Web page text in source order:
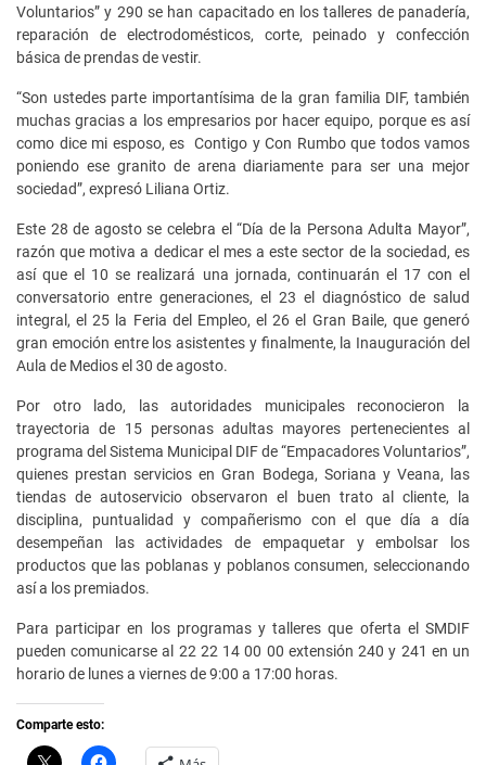
Voluntarios” y 290 se han capacitado en los talleres de panadería,
reparación de electrodomésticos, corte, peinado y confección
básica de prendas de vestir.
“Son ustedes parte importantísima de la gran familia DIF, también
muchas gracias a los empresarios por hacer equipo, porque es así
como dice mi esposo, es Contigo y Con Rumbo que todos vamos
poniendo ese granito de arena diariamente para ser una mejor
sociedad”, expresó Liliana Ortiz.
Este 28 de agosto se celebra el “Día de la Persona Adulta Mayor”,
razón que motiva a dedicar el mes a este sector de la sociedad, es
así que el 10 se realizará una jornada, continuarán el 17 con el
conversatorio entre generaciones, el 23 el diagnóstico de salud
integral, el 25 la Feria del Empleo, el 26 el Gran Baile, que generó
gran emoción entre los asistentes y finalmente, la Inauguración del
Aula de Medios el 30 de agosto.
Por otro lado, las autoridades municipales reconocieron la
trayectoria de 15 personas adultas mayores pertenecientes al
programa del Sistema Municipal DIF de “Empacadores Voluntarios”,
quienes prestan servicios en Gran Bodega, Soriana y Veana, las
tiendas de autoservicio observaron el buen trato al cliente, la
disciplina, puntualidad y compañerismo con el que día a día
desempeñan las actividades de empaquetar y embolsar los
productos que las poblanas y poblanos consumen, seleccionando
así a los premiados.
Para participar en los programas y talleres que oferta el SMDIF
pueden comunicarse al 22 22 14 00 00 extensión 240 y 241 en un
horario de lunes a viernes de 9:00 a 17:00 horas.
Comparte esto:
C H